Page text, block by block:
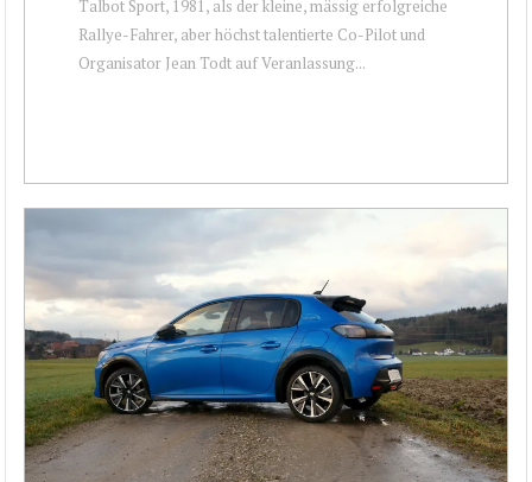
Talbot Sport, 1981, als der kleine, mässig erfolgreiche
Rallye-Fahrer, aber höchst talentierte Co-Pilot und
Organisator Jean Todt auf Veranlassung...